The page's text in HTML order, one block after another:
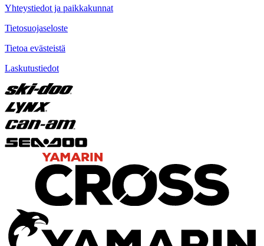
Yhteystiedot ja paikkakunnat
Tietosuojaseloste
Tietoa evästeistä
Laskutustiedot